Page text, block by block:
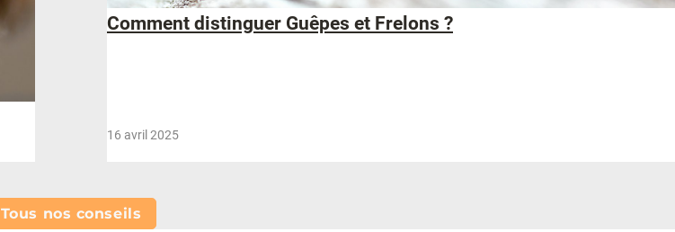
Comment distinguer Guêpes et Frelons ?
16 avril 2025
Tous nos conseils